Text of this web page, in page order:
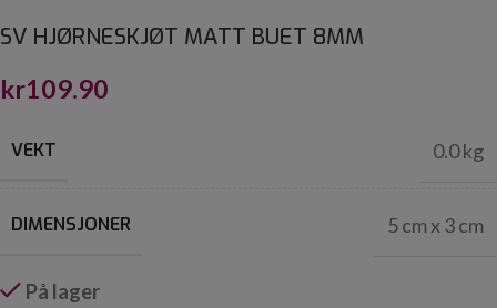
SV HJØRNESKJØT MATT BUET 8MM
kr109.90
VEKT 0.0 kg
DIMENSJONER 5 cm x 3 cm
På lager